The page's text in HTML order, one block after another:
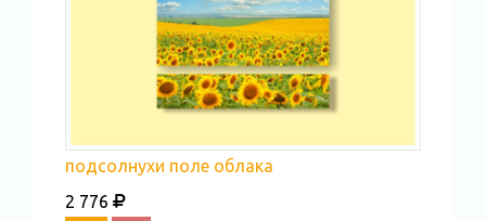
подсолнухи поле облака
2 776